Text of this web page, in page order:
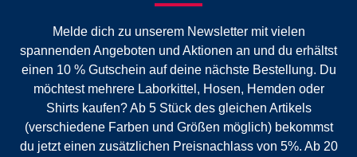
Melde dich zu unserem Newsletter mit vielen
spannenden Angeboten und Aktionen an und du erhältst
einen 10 % Gutschein auf deine nächste Bestellung. Du
möchtest mehrere Laborkittel, Hosen, Hemden oder
Shirts kaufen? Ab 5 Stück des gleichen Artikels
(verschiedene Farben und Größen möglich) bekommst
du jetzt einen zusätzlichen Preisnachlass von 5%. Ab 20